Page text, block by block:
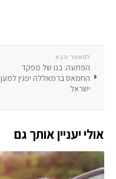
למאמר הבא
הפתעה: בנו של מפקד
החמאס ברמאללה יפגין למען
ישראל
אולי יעניין אותך גם